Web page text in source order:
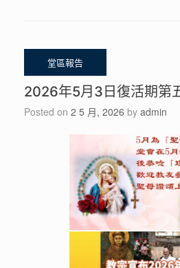
2026年5月3日復活期第
Posted on 2 5 月, 2026 by admin